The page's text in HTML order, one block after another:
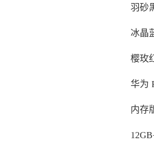
羽砂
冰晶
樱玫
华为
内存